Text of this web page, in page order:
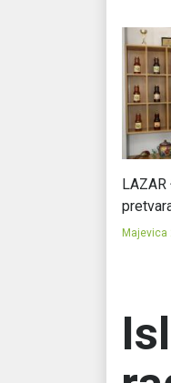
Majevica